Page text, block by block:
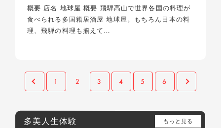
概要 店名 地球屋 概要 飛騨高山で世界各国の料理が
食べられる多国籍居酒屋 地球屋。もちろん日本の料
理、飛騨の料理も揃えて…
1 2 3 4 5 6
多美人生体験 もっと見る